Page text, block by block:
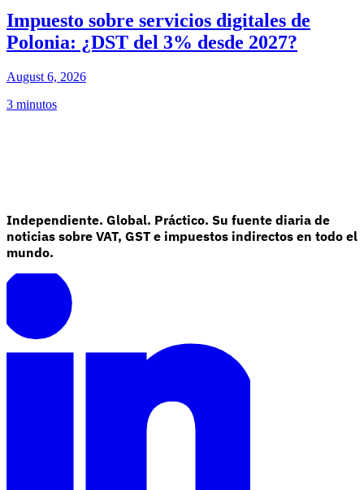
Impuesto sobre servicios digitales de
Polonia: ¿DST del 3% desde 2027?
August 6, 2026
3 minutos
Independiente. Global. Práctico. Su fuente diaria de
noticias sobre VAT, GST e impuestos indirectos en todo el
mundo.